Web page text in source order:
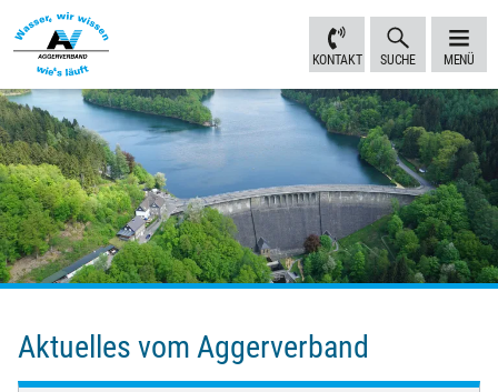
Sprungmarken
Inhalt
anspringen
Navigation
anspringen
Fußbereich
anspringen
KONTAKT SUCHE MENÜ
Aktuelles vom Aggerverband